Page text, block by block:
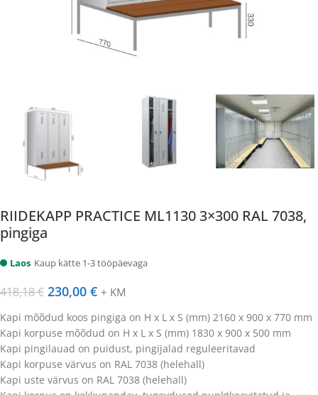
RIIDEKAPP PRACTICE ML1130 3×300 RAL 7038,
pingiga
Laos Kaup kätte 1-3 tööpäevaga
418,18€ 230,00 € + KM
Kapi mõõdud koos pingiga on H x L x S (mm) 2160 x 900 x 770 mm
Kapi korpuse mõõdud on H x L x S (mm) 1830 x 900 x 500 mm
Kapi pingilauad on puidust, pingijalad reguleeritavad
Kapi korpuse värvus on RAL 7038 (helehall)
Kapi uste värvus on RAL 7038 (helehall)